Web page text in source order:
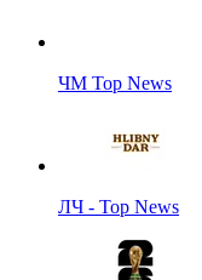
ЧМ Top News
ЛЧ - Top News